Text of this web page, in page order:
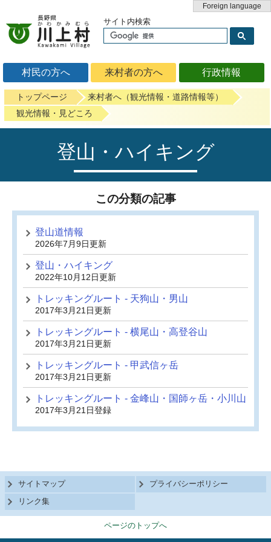
Foreign language
村民の方へ 来村者の方へ 行政情報
サイト内検索
トップページ
来村者へ（観光情報・道路情報等）
観光情報・見どころ
登山・ハイキング
この分類の記事
登山道情報
2026年7月9日更新
登山・ハイキング
2022年10月12日更新
トレッキングルート - 天狗山・男山
2017年3月21日更新
トレッキングルート - 横尾山・高登谷山
2017年3月21日更新
トレッキングルート - 甲武信ヶ岳
2017年3月21日更新
トレッキングルート - 金峰山・国師ヶ岳・小川山
2017年3月21日登録
サイトマップ
プライバシーポリシー
リンク集
ページのトップへ